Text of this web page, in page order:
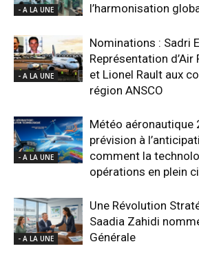
- A LA UNE
l’harmonisation
- A LA UNE
Nominations : Sadri
Représentation d’Air
et Lionel Rault aux
région ANSCO
- A LA UNE
Météo aéronautique
prévision à
comment la
opérations en plein
- A LA UNE
Une Révolution
Saadia Zahidi
Générale